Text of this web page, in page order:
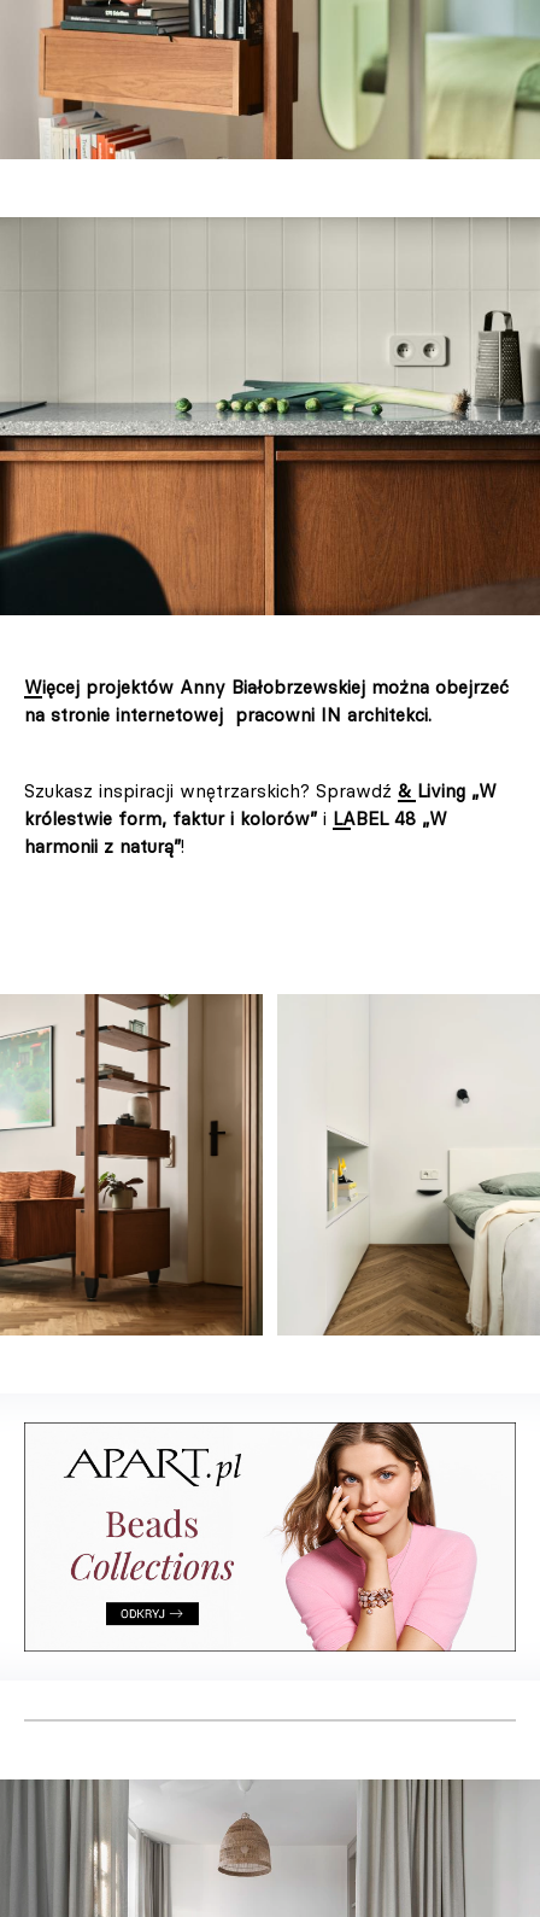
Więcej projektów Anny Białobrzewskiej można obejrzeć
na stronie internetowej pracowni IN architekci.
Szukasz inspiracji wnętrzarskich? Sprawdź & Living „W
królestwie form, faktur i kolorów” i LABEL 48 „W
harmonii z naturą”!